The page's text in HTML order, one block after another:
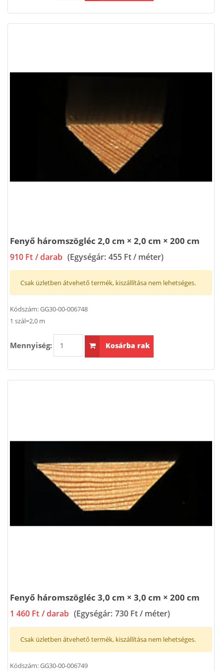
Fenyő háromszögléc 2,0 cm × 2,0 cm × 200 cm
910 Ft / darab (Egységár: 455 Ft / méter)
Csak üzletben átvehető termék, kiszállítása nem lehetséges.
Kódszám:GG30-00-006748
1 szál=2,0 m
Mennyiség: Kosárba rak
Fenyő háromszögléc 3,0 cm × 3,0 cm × 200 cm
1 460 Ft / darab (Egységár: 730 Ft / méter)
Csak üzletben átvehető termék, kiszállítása nem lehetséges.
Kódszám:GG30-00-006749